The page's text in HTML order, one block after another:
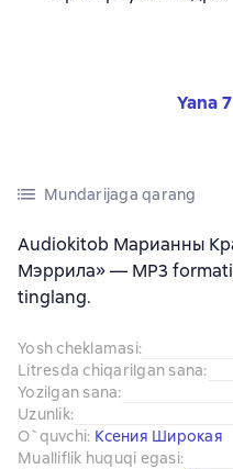
Yana
Mundarijaga qarang
Audiokitob Марианны
Мэррила» — MP3
tinglang.
Yosh cheklamasi:
Litresda chiqarilgan sana:
Yozilgan sana:
Uzunlik:
O`quvchi: Ксения Широкая
Mualliflik huquqi egasi: